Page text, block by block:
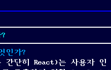
인가?
간단히 React)는 사용자 인